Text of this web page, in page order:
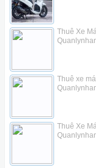
Thuê Xe
Thuê xe
Thuê Xe